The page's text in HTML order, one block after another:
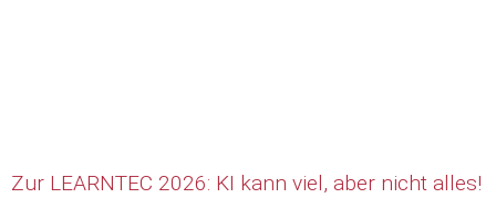
Zur LEARNTEC 2026: KI kann viel, aber nicht alles!